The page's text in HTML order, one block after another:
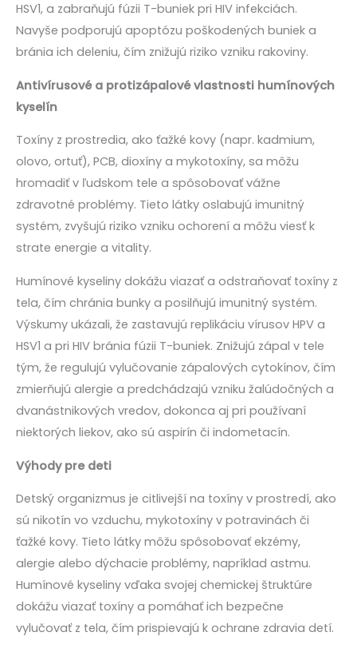
HSV1, a zabraňujú fúzii T-buniek pri HIV infekciách.
Navyše podporujú apoptózu poškodených buniek a
bránia ich deleniu, čím znižujú riziko vzniku rakoviny.
Antivírusové a protizápalové vlastnosti humínových
kyselín
Toxíny z prostredia, ako ťažké kovy (napr. kadmium,
olovo, ortuť), PCB, dioxíny a mykotoxíny, sa môžu
hromadiť v ľudskom tele a spôsobovať vážne
zdravotné problémy. Tieto látky oslabujú imunitný
systém, zvyšujú riziko vzniku ochorení a môžu viesť k
strate energie a vitality.
Humínové kyseliny dokážu viazať a odstraňovať toxíny z
tela, čím chránia bunky a posilňujú imunitný systém.
Výskumy ukázali, že zastavujú replikáciu vírusov HPV a
HSV1 a pri HIV bránia fúzii T-buniek. Znižujú zápal v tele
tým, že regulujú vylučovanie zápalových cytokínov, čím
zmierňujú alergie a predchádzajú vzniku žalúdočných a
dvanástnikových vredov, dokonca aj pri používaní
niektorých liekov, ako sú aspirín či indometacín.
Výhody pre deti
Detský organizmus je citlivejší na toxíny v prostredí, ako
sú nikotín vo vzduchu, mykotoxíny v potravinách či
ťažké kovy. Tieto látky môžu spôsobovať ekzémy,
alergie alebo dýchacie problémy, napríklad astmu.
Humínové kyseliny vďaka svojej chemickej štruktúre
dokážu viazať toxíny a pomáhať ich bezpečne
vylučovať z tela, čím prispievajú k ochrane zdravia detí.